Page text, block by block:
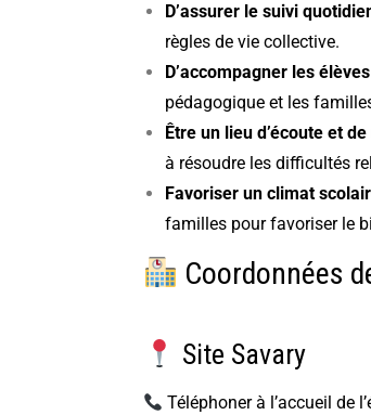
D’assurer le suivi
règles de vie collective.
D’accompagner les
pédagogique et les
Être un lieu d’écoute et
à résoudre les difficultés
Favoriser un climat
familles pour favoriser le
Coordonnées
Site Savary
Téléphoner à l’accueil de